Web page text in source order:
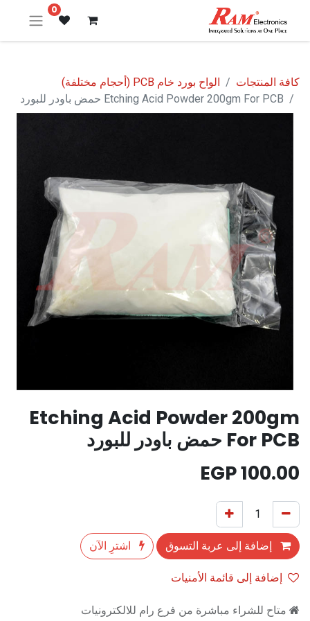
0
كافة المنتجات
الواح بورد خام PCB (أحجام مختلفة)
Etching Acid Powder 200gm For PCB حمض باودر للبورد
Etching Acid Powder 200gm
For PCB حمض باودر للبورد
100.00
إضافة إلى عربة التسوق
اشترِ الآن
إضافة إلى قائمة الأمنيات
متاح للشراء مباشرة من فرع رام للالكترونيات